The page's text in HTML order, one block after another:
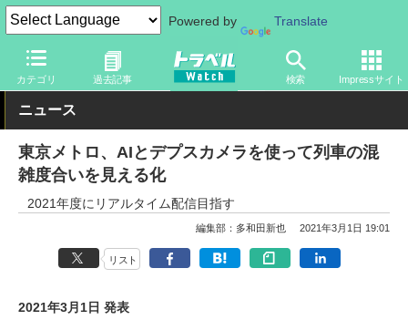
Powered by Translate
カテゴリ 過去記事 検索 Impressサイト
トラベル Watch 地域 国内旅行 東京
ニュース
東京メトロ、AIとデプスカメラを使って列車の混
雑度合いを見える化
2021年度にリアルタイム配信目指す
編集部：多和田新也 2021年3月1日 19:01
リスト
2021年3月1日 発表